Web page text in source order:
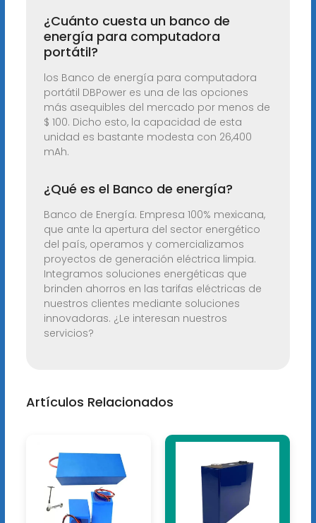
¿Cuánto cuesta un banco de
energía para computadora
portátil?
los Banco de energía para computadora
portátil DBPower es una de las opciones
más asequibles del mercado por menos de
$ 100. Dicho esto, la capacidad de esta
unidad es bastante modesta con 26,400
mAh.
¿Qué es el Banco de energía?
Banco de Energía. Empresa 100% mexicana,
que ante la apertura del sector energético
del país, operamos y comercializamos
proyectos de generación eléctrica limpia.
Integramos soluciones energéticas que
brinden ahorros en las tarifas eléctricas de
nuestros clientes mediante soluciones
innovadoras. ¿Le interesan nuestros
servicios?
Artículos Relacionados